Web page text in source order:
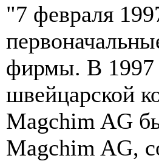
"7 февраля
фирмы. В 1997
швейцарской
Magchim AG
Magchim AG,